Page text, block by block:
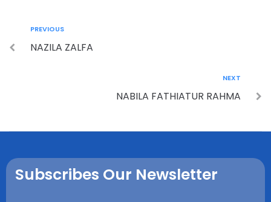
PREVIOUS
NAZILA ZALFA
NEXT
NABILA FATHIATUR RAHMA
Subscribes Our Newsletter